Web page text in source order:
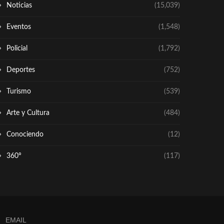
Noticias (15,039)
Eventos (1,548)
Policial (1,792)
Deportes (752)
Turismo (539)
Arte y Cultura (484)
Conociendo (12)
360º (117)
EMAIL